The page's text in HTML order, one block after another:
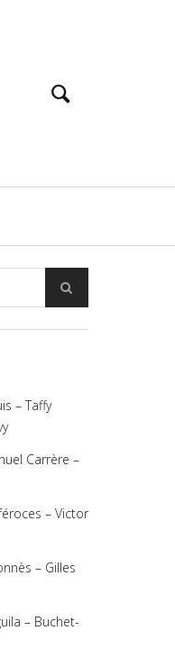
– Taffy
Carrère –
– Victor
– Gilles
– Buchet-